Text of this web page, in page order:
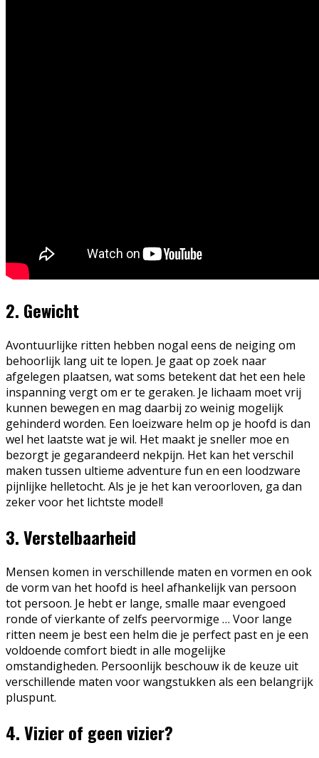
2. Gewicht
Avontuurlijke ritten hebben nogal eens de neiging om
behoorlijk lang uit te lopen. Je gaat op zoek naar
afgelegen plaatsen, wat soms betekent dat het een hele
inspanning vergt om er te geraken. Je lichaam moet vrij
kunnen bewegen en mag daarbij zo weinig mogelijk
gehinderd worden. Een loeizware helm op je hoofd is dan
wel het laatste wat je wil. Het maakt je sneller moe en
bezorgt je gegarandeerd nekpijn. Het kan het verschil
maken tussen ultieme adventure fun en een loodzware
pijnlijke helletocht. Als je je het kan veroorloven, ga dan
zeker voor het lichtste model!
3. Verstelbaarheid
Mensen komen in verschillende maten en vormen en ook
de vorm van het hoofd is heel afhankelijk van persoon
tot persoon. Je hebt er lange, smalle maar evengoed
ronde of vierkante of zelfs peervormige … Voor lange
ritten neem je best een helm die je perfect past en je een
voldoende comfort biedt in alle mogelijke
omstandigheden. Persoonlijk beschouw ik de keuze uit
verschillende maten voor wangstukken als een belangrijk
pluspunt.
4. Vizier of geen vizier?